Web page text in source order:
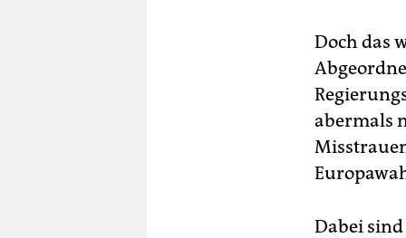
Doch das
abermals
Dabei